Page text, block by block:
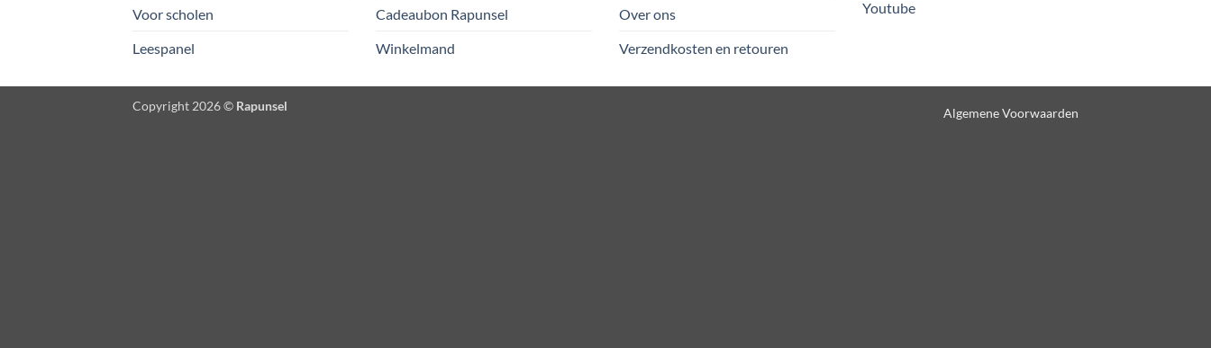
Voor scholen
Leespanel
Cadeaubon Rapunsel
Winkelmand
Over ons
Verzendkosten en retouren
Youtube
Algemene Voorwaarden
Copyright 2026 © Rapunsel